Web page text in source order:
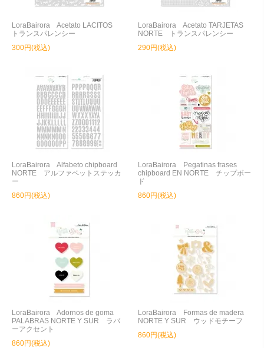
LoraBairora Acetato LACITOS
トランスパレンシー
300円(税込)
LoraBairora Acetato TARJETAS
NORTE トランスパレンシー
290円(税込)
LoraBairora Alfabeto chipboard
NORTE アルファベットステッカ
ー
860円(税込)
LoraBairora Pegatinas frases
chipboard EN NORTE チップボー
ド
860円(税込)
LoraBairora Adornos de goma
PALABRAS NORTE Y SUR ラバ
ーアクセント
860円(税込)
LoraBairora Formas de madera
NORTE Y SUR ウッドモチーフ
860円(税込)